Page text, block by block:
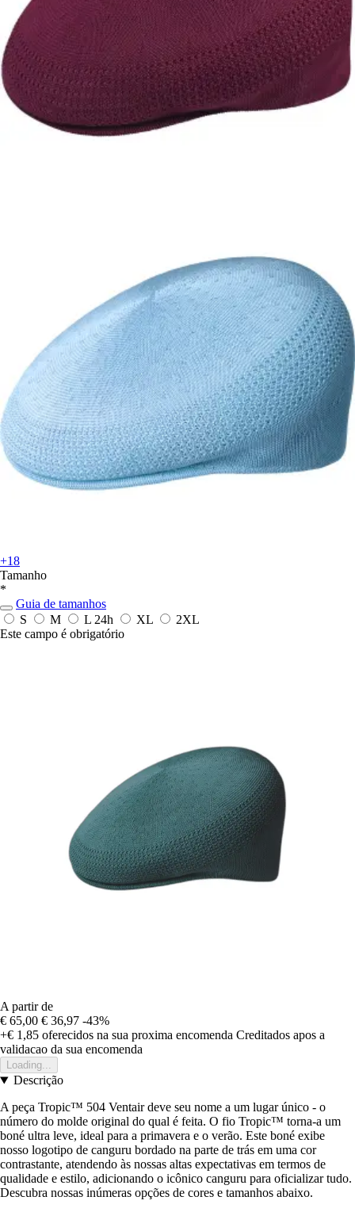
+18
Tamanho
*
Guia de tamanhos
S
M L 24h XL
2XL
Este campo é obrigatório
A partir de
€ 65,00 € 36,97 -43%
+€ 1,85 oferecidos na sua proxima encomenda Creditados apos a
validacao da sua encomenda
Loading...
Descrição
A peça Tropic™ 504 Ventair deve seu nome a um lugar único - o
número do molde original do qual é feita. O fio Tropic™ torna-a um
boné ultra leve, ideal para a primavera e o verão. Este boné exibe
nosso logotipo de canguru bordado na parte de trás em uma cor
contrastante, atendendo às nossas altas expectativas em termos de
qualidade e estilo, adicionando o icônico canguru para oficializar tudo.
Descubra nossas inúmeras opções de cores e tamanhos abaixo.